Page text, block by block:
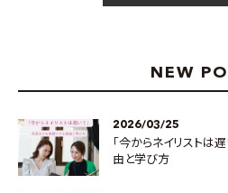
NEW
2026/03/25
「今からネイリストは
由と学び方